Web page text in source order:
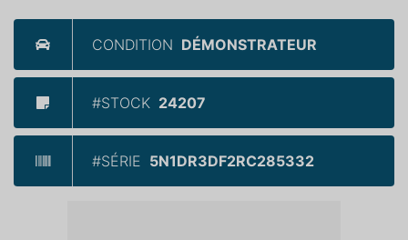
CONDITION DÉMONSTRATEUR
#STOCK 24207
#SÉRIE 5N1DR3DF2RC285332